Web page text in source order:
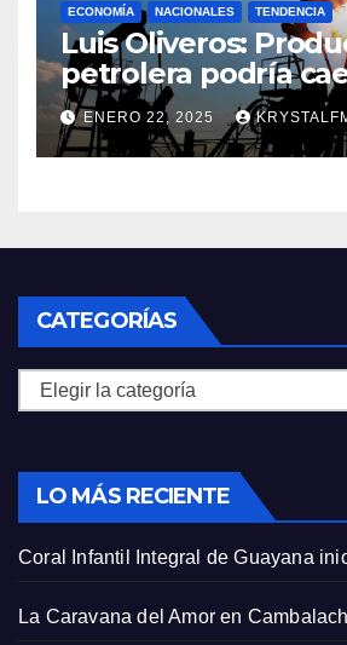
ECONOMÍA NACIONALES TENDENCIA
Luis Oliveros:
petrolera podría
si EEUU elimina las
Venezuela
ENERO 22, 2025
CATEGORÍAS
Categorías
LO MÁS RECIENTE
Coral Infantil Integral de Guayana
La Caravana del Amor en